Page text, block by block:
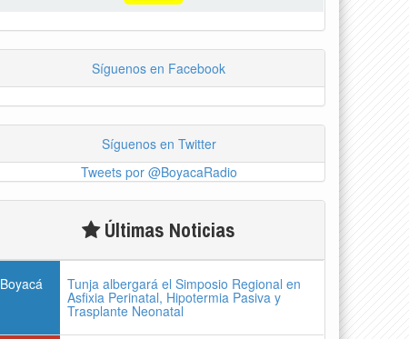
Síguenos en Facebook
Síguenos en Twitter
Tweets por @BoyacaRadio
Últimas Noticias
Boyacá Tunja albergará el Simposio Regional en
Asfixia Perinatal, Hipotermia Pasiva y
Trasplante Neonatal